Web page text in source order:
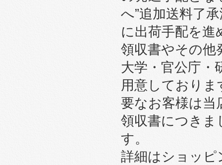
へ”追加送料了
に出荷手配を進
領収書やその他
大学・官公庁・
用意しておりま
要なお客様は当
領収書につきま
す。
詳細はショッ